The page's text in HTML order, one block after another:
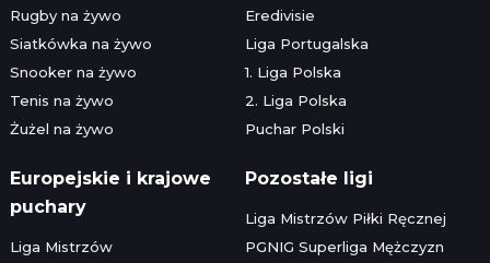
Rugby na żywo
Siatkówka na żywo
Snooker na żywo
Tenis na żywo
Żużel na żywo
Eredivisie
Liga Portugalska
1. Liga Polska
2. Liga Polska
Puchar Polski
Europejskie i krajowe
puchary
Liga Mistrzów
Pozostałe ligi
Liga Mistrzów Piłki Ręcznej
PGNIG Superliga Mężczyzn